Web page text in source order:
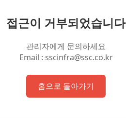
접근이 거부되었습니다
관리자에게 문의하세요
Email : sscinfra@ssc.co.kr
홈으로 돌아가기